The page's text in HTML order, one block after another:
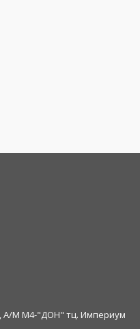
А/М М4-"ДОН" тц. Империум